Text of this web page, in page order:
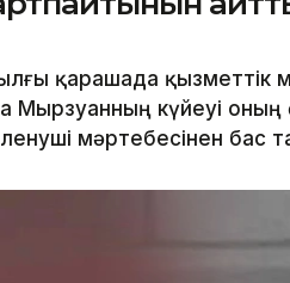
қарашада қызметтік
Мырзуанның күйеуі оның
мәртебесінен бас